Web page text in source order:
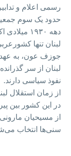
رسمی اعلام و
حدود یک سوم
دهه ۱۹۳۰ میلادی اکثریت جمعیت لبنان را تشکیل می‌دادند.
لبنان تنها
جوزف عون، به
لبنان از سر
نفوذ سیاسی دارند.
در این کشور بین
از مسیحیان
سنی‌ها انتخاب